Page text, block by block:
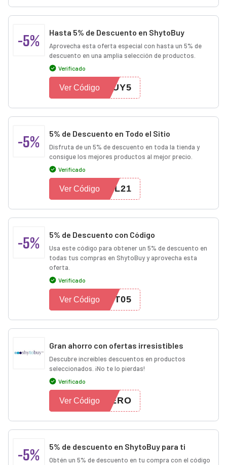
-5% Hasta 5% de Descuento en ShytoBuy
Aprovecha esta oferta especial con hasta un 5% de
descuento en una amplia selección de productos.
Verificado
BUY5
Ver Código
-5% 5% de Descuento en Todo el Sitio
Disfruta de un 5% de descuento en toda la tienda y
consigue los mejores productos al mejor precio.
Verificado
UL21
Ver Código
-5% 5% de Descuento con Código
Usa este código para obtener un 5% de descuento en
todas tus compras en ShytoBuy y aprovecha esta
oferta.
Verificado
T05
Ver Código
Gran ahorro con ofertas irresistibles
Descubre increíbles descuentos en productos
seleccionados. ¡No te lo pierdas!
Verificado
CERO
Ver Código
-5% 5% de descuento en ShytoBuy para ti
Obtén un 5% de descuento en tu compra con el código